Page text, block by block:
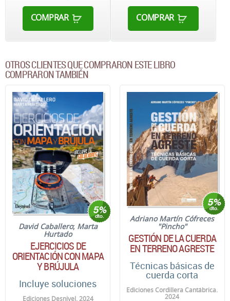
COMPRAR COMPRAR
OTROS CLIENTES QUE COMPRARON ESTE LIBRO
COMPRARON TAMBIÉN
David Caballero; Marta
Hurtado
EJERCICIOS DE
ORIENTACIÓN CON MAPA
Y BRÚJULA
Incluye soluciones
Ediciones Desnivel. 2024
Adriano Martín Cófreces
"Pincho"
GESTIÓN DE LA CUERDA
EN TERRENO AGRESTE
Técnicas básicas de
cuerda corta
Ediciones Cordillera Cantábrica.
2024